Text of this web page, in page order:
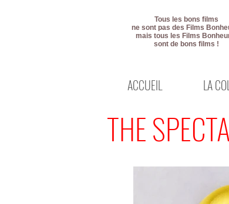
Tous les bons films
ne sont pas des Films
mais tous les Films
sont de bons films !
ACCUEIL LA
THE